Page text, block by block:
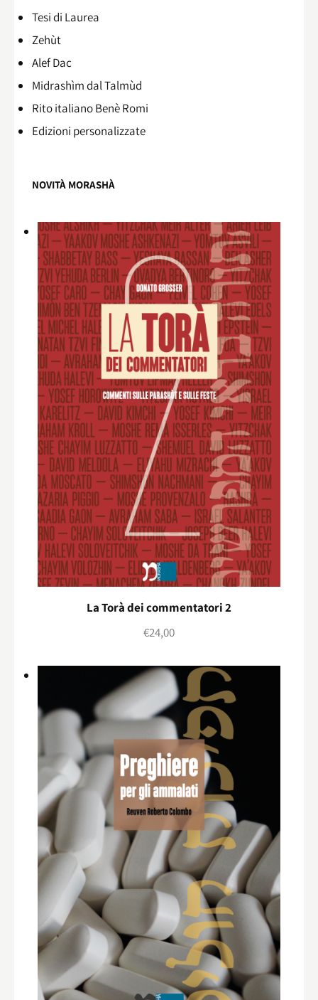
Tesi di Laurea
Zehùt
Alef Dac
Midrashìm dal Talmùd
Rito italiano Benè Romi​
Edizioni personalizzate
NOVITÀ MORASHÀ
La Torà dei commentatori 2
€24,00